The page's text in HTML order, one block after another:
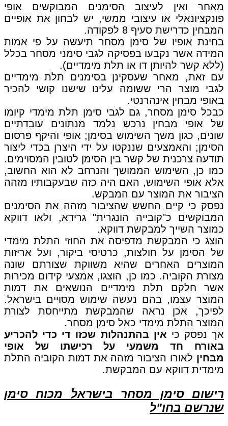
מאחר ואין לעיצוב הסימנים המבוקשים אופי
פונקציונאלי או עיצובי ממשי, יש לבחון את אופיים
המבחין כדרישת סעיף 8 לפקודה.
בחינת אופיו של סימן מסחר תיעשה על פי אמות
המידה אשר נקבעו בפסיקה לגבי סימני מסחר בכלל
(ללא קשר להיותן דו או תלת מימדיים).
עם זאת, מאחר שעסקינן בסימנים תלת מימדיים
לגבי מוצר הרי ששומה עלינו שישנו קושי להכיר
באופי מבחין אינהרנטי.
כבכל סימן מסחר, גם לגבי סימן תלת מימדי קיומו
של אופי מבחין נרכש נלמד מנתונים עובדתיים
שונים, כגון משך השימוש בסימן; אופי והיקף פרסום
הסימן; והאמצעים שננקטו על ידי היצרן בכדי ליצור
תודעה צרכנית של קשר בין הסימן לטובין המסוימים.
כמו כן, השימוש הממושך והנרחב לא הוא החשוב,
אלא אופי השימוש, האם היה כזה שבעקבותיו מזהה
הציבור את המוצר עם המבקש.
נפסק כי קיים החשש שהציבור מזהה את הסימנים
המבוקשים כ"קובייה הונגרית" גרידא, ולאו דווקא
כמוצר השייך למבקשת דווקא.
הוצג כי המבקשת מדפיסה את החוזי התלת מימדי
של הסימן על חולצות, כרטיסי ביקור, ועל אריזות
המוצרים האחרים שהיא משווקת שצורתם שונה
מצורת הקוביה. כמו כן, הוצגו, אמצעי קידום מכירות
אשר חלקם תלת מימדיים הנושאים את דמות
המוצר עצמו, בהם נעשה שימוש מסויים בישראל.
לפיכך, אכן נראה שהמבקשת מתייחסת לצורת
המוצר התלת מימדי כאל סימן מסחר.
אך נפסק כי אין בהתנהלות שכזו די כדי להכריע
באורח חד משמעי על רכישתו של אופי
מבחין לאורו הציבור מזהה את דמות הקוביה התלת
מימדית דווקא עם המבקשת.
רישום סימן מסחר בישראל מכוח סימן
שנרשם בחו"ל